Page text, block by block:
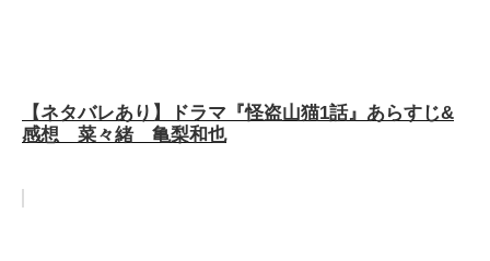
【ネタバレあり】ドラマ『怪盗山猫1話』あらすじ&
感想 菜々緒 亀梨和也